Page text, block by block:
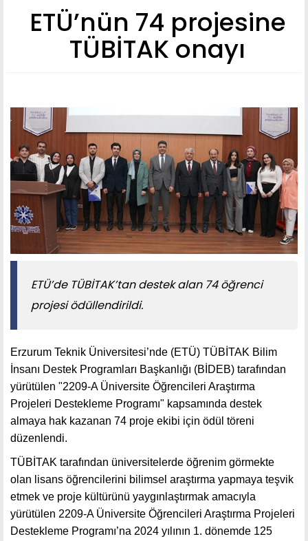
ETÜ’nün 74 projesine
TÜBİTAK onayı
​​​​​​​ETÜ’de TÜBİTAK’tan destek alan 74 öğrenci
projesi ödüllendirildi.
Erzurum Teknik Üniversitesi’nde (ETÜ) TÜBİTAK Bilim
İnsanı Destek Programları Başkanlığı (BİDEB) tarafından
yürütülen "2209-A Üniversite Öğrencileri Araştırma
Projeleri Destekleme Programı" kapsamında destek
almaya hak kazanan 74 proje ekibi için ödül töreni
düzenlendi.
TÜBİTAK tarafından üniversitelerde öğrenim görmekte
olan lisans öğrencilerini bilimsel araştırma yapmaya teşvik
etmek ve proje kültürünü yaygınlaştırmak amacıyla
yürütülen 2209-A Üniversite Öğrencileri Araştırma Projeleri
Destekleme Programı’na 2024 yılının 1. dönemde 125